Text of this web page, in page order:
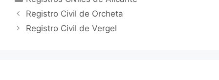
Registro Civil de Orcheta
Registro Civil de Vergel